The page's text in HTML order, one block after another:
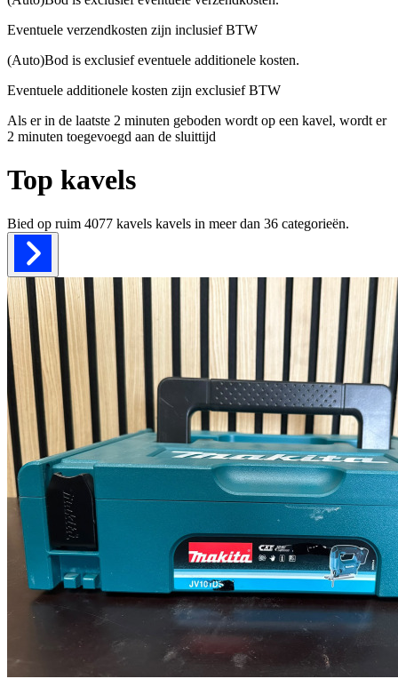
Eventuele verzendkosten zijn inclusief BTW
(Auto)Bod is exclusief eventuele additionele kosten.
Eventuele additionele kosten zijn exclusief BTW
Als er in de laatste 2 minuten geboden wordt op een kavel, wordt er
2 minuten toegevoegd aan de sluittijd
Top kavels
Bied op ruim 4077 kavels kavels in meer dan 36 categorieën.